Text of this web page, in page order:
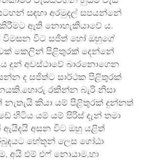
සඳහා අරමුදල් සපයන්නේ
කිරීමට ඇති නොහැකියාවේ ය.
විමසන විට සජිත් හෝ ඔහුගේ
කෙලින් පිළිතුරක් දෙන්නේ
දුන් අවස්ථාවේ බාරනොගෙන
ද සජිත්ට සාර්ථක පිළිතුරක්
රකින්න බැරි නිසා
කියා යම් පිළිතුරක් දුන්නත්
හිටිය යම් යම් පිරිස් දැන් තමා
අසන විට ඔහු යළිත්
හේතූන් ලෙස ගෝඨා
අයි එම් එෆ් නොයාම,හා